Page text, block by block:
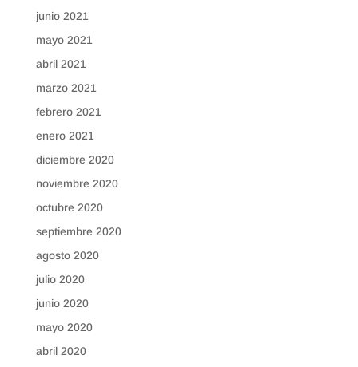
junio 2021
mayo 2021
abril 2021
marzo 2021
febrero 2021
enero 2021
diciembre 2020
noviembre 2020
octubre 2020
septiembre 2020
agosto 2020
julio 2020
junio 2020
mayo 2020
abril 2020